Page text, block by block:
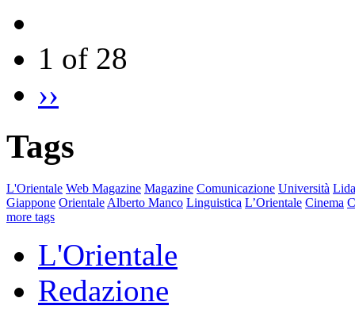
1 of 28
››
Tags
L'Orientale Web Magazine Magazine Comunicazione Università
Giappone Orientale Alberto Manco Linguistica L’Orientale Cinema
more tags
L'Orientale
Redazione